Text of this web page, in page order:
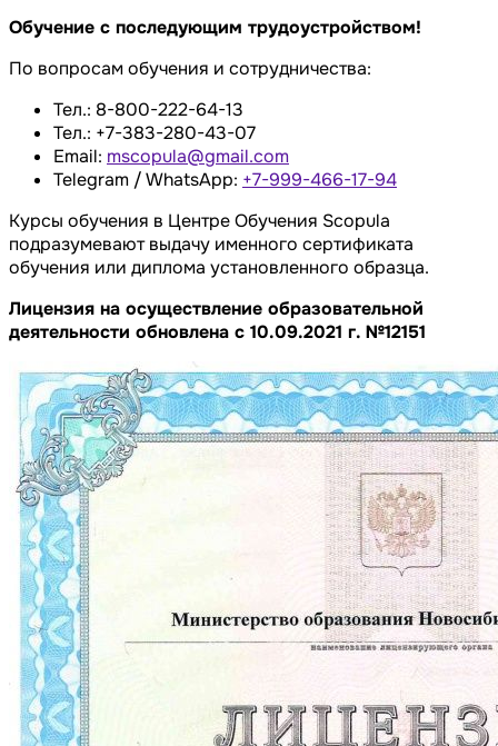
Обучение с последующим трудоустройством!
По вопросам обучения и сотрудничества:
Тел.: 8-800-222-64-13
Тел.: +7-383-280-43-07
Email: mscopula@gmail.com
Telegram / WhatsApp: +7-999-466-17-94
Курсы обучения в Центре Обучения Scopula
подразумевают выдачу именного сертификата
обучения или диплома установленного образца.
Лицензия на осуществление образовательной
деятельности обновлена с 10.09.2021 г. №12151